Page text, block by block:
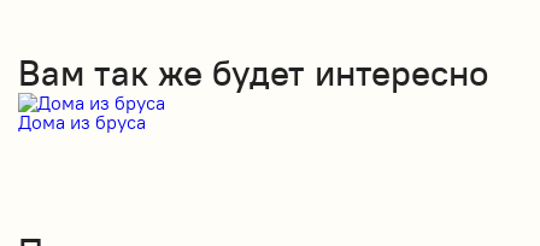
Вам так же будет интересно
Дома из бруса